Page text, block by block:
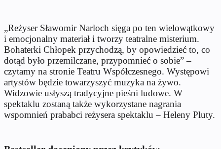
„Reżyser Sławomir Narloch sięga po ten wielowątkowy
i emocjonalny materiał i tworzy teatralne misterium.
Bohaterki Chłopek przychodzą, by opowiedzieć to, co
dotąd było przemilczane, przypomnieć o sobie” –
czytamy na stronie Teatru Współczesnego. Występowi
artystów będzie towarzyszyć muzyka na żywo.
Widzowie usłyszą tradycyjne pieśni ludowe. W
spektaklu zostaną także wykorzystane nagrania
wspomnień prababci reżysera spektaklu – Heleny Pluty.